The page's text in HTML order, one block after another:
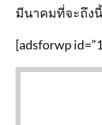
มีนาคมที่จะถึงนี้
[adsforwp